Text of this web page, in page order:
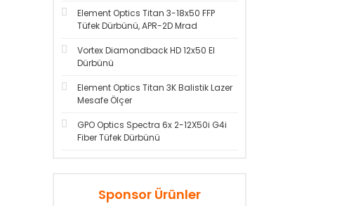
Element Optics Titan 3-18x50 FFP
Tüfek Dürbünü, APR-2D Mrad
Vortex Diamondback HD 12x50 El
Dürbünü
Element Optics Titan 3K Balistik Lazer
Mesafe Ölçer
GPO Optics Spectra 6x 2-12X50i G4i
Fiber Tüfek Dürbünü
Sponsor Ürünler